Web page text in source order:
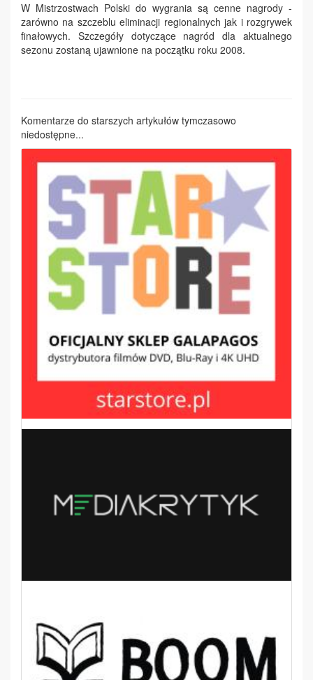
W Mistrzostwach Polski do wygrania są cenne nagrody -
zarówno na szczeblu eliminacji regionalnych jak i rozgrywek
finałowych. Szczegóły dotyczące nagród dla aktualnego
sezonu zostaną ujawnione na początku roku 2008.
Komentarze do starszych artykułów tymczasowo
niedostępne...